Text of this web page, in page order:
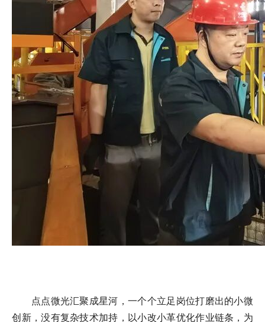
点点微光汇聚成星河，一个个立足岗位打磨出的小微
创新，没有复杂技术加持，以小改小革优化作业链条，为